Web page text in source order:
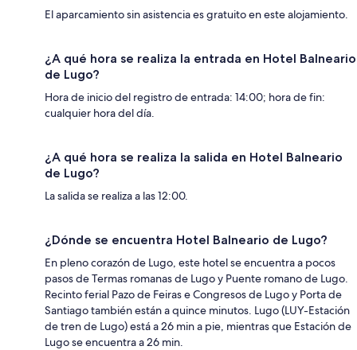
El aparcamiento sin asistencia es gratuito en este alojamiento.
¿A qué hora se realiza la entrada en Hotel Balneario
de Lugo?
Hora de inicio del registro de entrada: 14:00; hora de fin:
cualquier hora del día.
¿A qué hora se realiza la salida en Hotel Balneario
de Lugo?
La salida se realiza a las 12:00.
¿Dónde se encuentra Hotel Balneario de Lugo?
En pleno corazón de Lugo, este hotel se encuentra a pocos
pasos de Termas romanas de Lugo y Puente romano de Lugo.
Recinto ferial Pazo de Feiras e Congresos de Lugo y Porta de
Santiago también están a quince minutos. Lugo (LUY-Estación
de tren de Lugo) está a 26 min a pie, mientras que Estación de
Lugo se encuentra a 26 min.